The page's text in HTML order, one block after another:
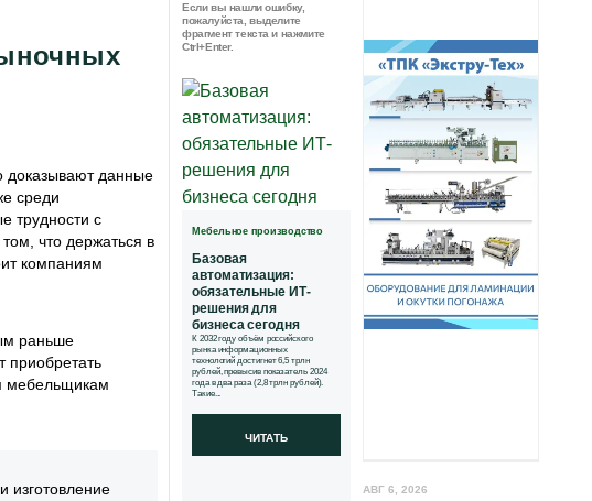
доказывают данные
среди
трудности с
что держаться в
компаниям
раньше
приобретать
мебельщикам
изготовление
Если вы нашли ошибку,
пожалуйста, выделите
фрагмент текста и нажмите
Ctrl+Enter.
Мебельное производство
Базовая
автоматизация:
обязательные ИТ-
решения для
бизнеса сегодня
К 2032 году объём российского
рынка информационных
технологий достигнет 6,5 трлн
рублей, превысив показатель 2024
года в два раза (2,8 трлн рублей).
Такие...
ЧИТАТЬ
АВГ 6, 2026